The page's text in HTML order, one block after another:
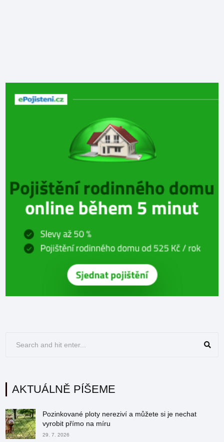
AKTUÁLNĚ PÍŠEME
Pozinkované ploty nereziví a můžete si je nechat
vyrobit přímo na míru
29. 7. 2026